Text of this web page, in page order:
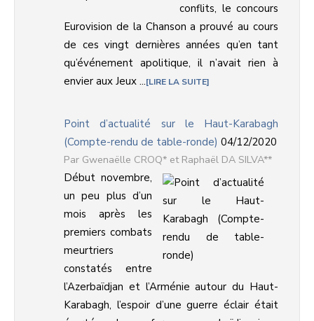
conflits, le concours
Eurovision de la Chanson a prouvé au cours
de ces vingt dernières années qu’en tant
qu’événement apolitique, il n’avait rien à
envier aux Jeux ... LIRE LA SUITE
Point d’actualité sur le Haut-Karabagh
(Compte-rendu de table-ronde) 04/12/2020
Gwenaëlle CROQ* et Raphaël DA SILVA**
Début novembre,
un peu plus d’un
mois après les
premiers combats
meurtriers
constatés entre
l’Azerbaïdjan et l’Arménie autour du Haut-
Karabagh, l’espoir d’une guerre éclair était